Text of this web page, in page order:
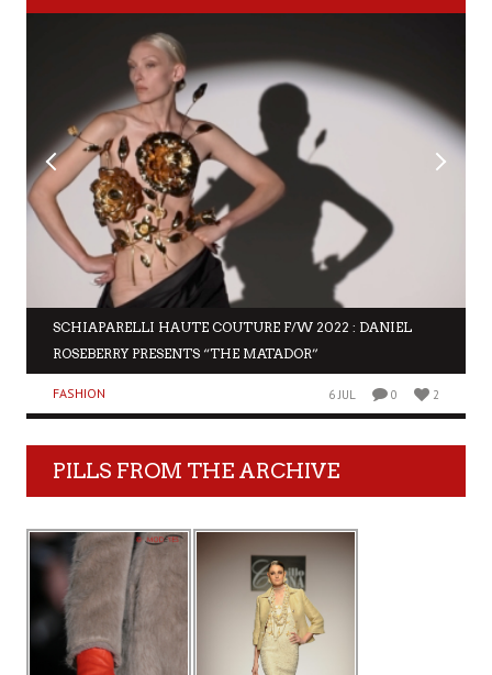
SCHIAPARELLI HAUTE COUTURE F/W 2022 : DANIEL
ROSEBERRY PRESENTS “THE MATADOR”
FASHION 6 JUL 0 2
PILLS FROM THE ARCHIVE